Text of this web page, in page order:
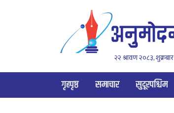
२२ श्रावण २०८३, शुक्रबार
गृहपृष्ठ समाचार सुदूरपश्चिम